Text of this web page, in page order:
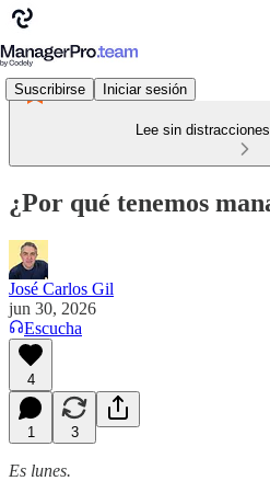
Suscribirse Iniciar sesión
Lee sin
¿Por qué tenemos
José Carlos Gil
jun 30, 2026
Escucha
4
1 3
Es lunes.